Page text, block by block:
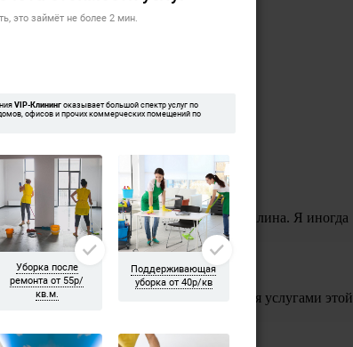
Если не ошибаюсь Елена, Ольга и Галина. Я иногда
работ и решили воспользоваться услугами этой